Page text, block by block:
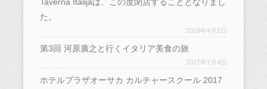
た。
2018年4月1日
第3回 河原廣之と行くイタリア美食の旅
2017年7月4日
ホテルプラザオーサカ カルチャースクール 2017